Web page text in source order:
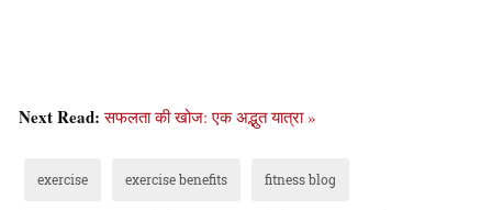
Next Read:सफलता की खोज: एक अद्भुत यात्रा »
exercise exercise benefits fitness blog